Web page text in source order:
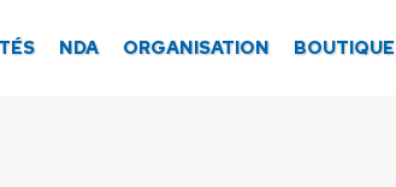
NDA ORGANISATION BOUTIQUE